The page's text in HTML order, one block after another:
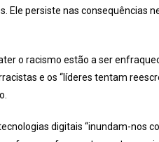
Ele persiste nas consequências
o racismo estão a ser
e os “líderes tentam
digitais “inundam-nos